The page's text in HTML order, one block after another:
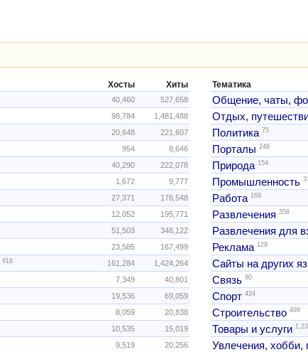
Хосты Хиты
40,460 527,658
98,784 1,481,488
20,648 221,607
954 8,646
40,290 222,078
1,672 9,777
27,371 176,548
12,052 195,771
51,503 348,122
23,585 167,499
916 161,284 1,424,264
7,349 40,801
19,536 69,059
8,059 20,838
10,535 15,019
9,519 20,256
Тематика
Общение, чаты,
Отдых,
Политика 75
Порталы 248
Природа 154
Промышленность
Работа 169
Развлечения 358
Развлечения для
Реклама 129
Сайты на других
Связь 90
Спорт 424
Строительство 498
Товары и услуги
Увлечения, хобби,